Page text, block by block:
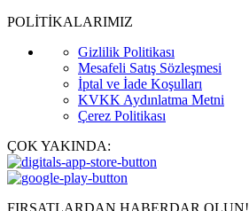
POLİTİKALARIMIZ
Gizlilik Politikası
Mesafeli Satış Sözleşmesi
İptal ve İade Koşulları
KVKK Aydınlatma Metni
Çerez Politikası
ÇOK YAKINDA:
FIRSATLARDAN HABERDAR OLUN!